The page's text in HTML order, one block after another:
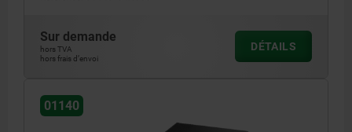
Sur demande
hors TVA
hors frais d’envoi
DÉTAILS
01140